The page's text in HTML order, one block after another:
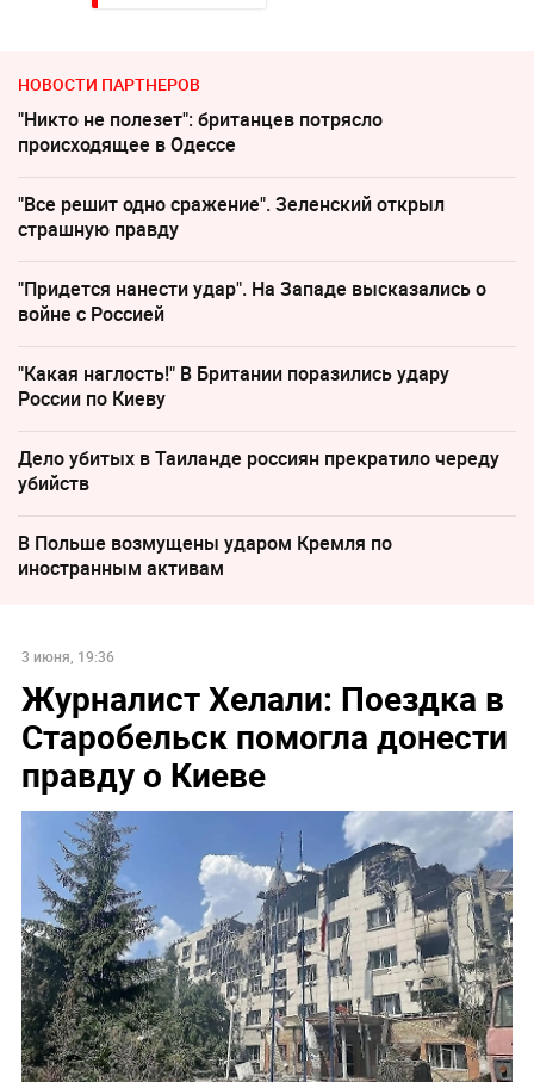
НОВОСТИ ПАРТНЕРОВ
"Никто не полезет": британцев потрясло
происходящее в Одессе
"Все решит одно сражение". Зеленский открыл
страшную правду
"Придется нанести удар". На Западе высказались о
войне с Россией
"Какая наглость!" В Британии поразились удару
России по Киеву
Дело убитых в Таиланде россиян прекратило череду
убийств
В Польше возмущены ударом Кремля по
иностранным активам
3 июня, 19:36
Журналист Хелали: Поездка в
Старобельск помогла донести
правду о Киеве